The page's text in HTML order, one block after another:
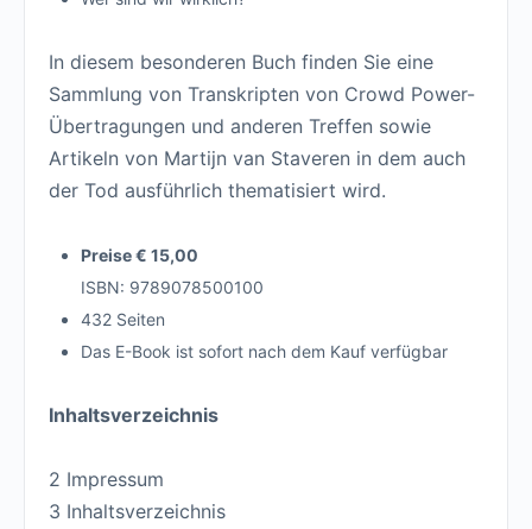
In diesem besonderen Buch finden Sie eine
Sammlung von Transkripten von Crowd Power-
Übertragungen und anderen Treffen sowie
Artikeln von Martijn van Staveren in dem auch
der Tod ausführlich thematisiert wird.
Preise € 15,00
ISBN: 9789078500100
432 Seiten
Das E-Book ist sofort nach dem Kauf verfügbar
Inhaltsverzeichnis
2 Impressum
3 Inhaltsverzeichnis